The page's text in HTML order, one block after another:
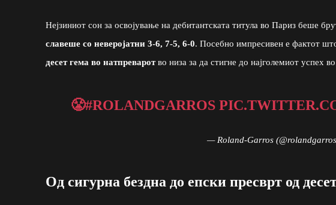
Нејзиниот сон за освојување на дебитантската титула во Париз беше
славеше со неверојатни 3-6, 7-5, 6-0. Посебно импресивен е фактот
десет гема во натпреваротво низа за да стигне до најголемиот успех
😤#ROLANDGARROS
— Roland-Garros
Од сигурна бездна до епски пресврт од